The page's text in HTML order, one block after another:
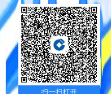
扫一扫打开